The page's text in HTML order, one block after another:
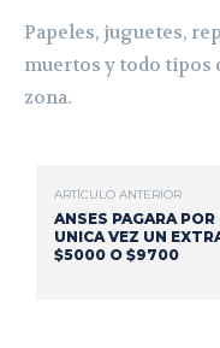
Papeles, juguetes,
muertos y todo tipos
zona.
ARTÍCULO ANTERIOR
ANSES PAGARA POR
UNICA VEZ UN
$5000 O $9700